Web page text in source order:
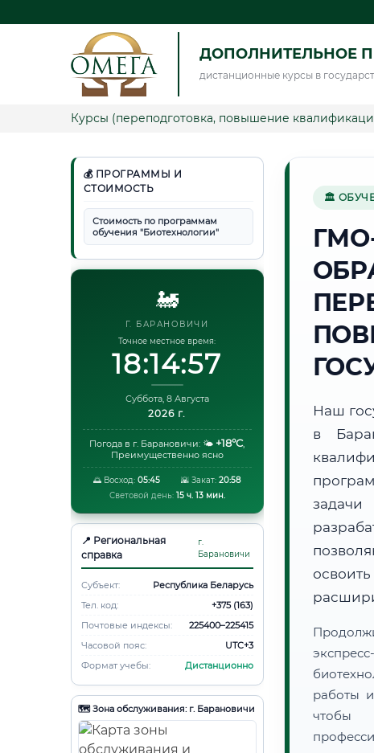
ДОПОЛНИТЕЛЬНОЕ
дистанционные курсы в
Курсы (переподготовка, повышение
💰 ПРОГРАММЫ И
СТОИМОСТЬ
Стоимость по программам
обучения "Биотехнологии"
🚂
Г. БАРАНОВИЧИ
Точное местное время:
18:14:58
Суббота, 8 Августа
2026 г.
Погода в г. Барановичи: 🌤️ +18°C,
Преимущественно ясно
🌅 Восход: 05:45 🌇 Закат:20:58
Световой день: 15 ч. 13 мин.
📍 Региональная
справка
г.
Барановичи
Субъект:
Республика Беларусь
Тел. код:
+375 (163)
Почтовые индексы:
225400–225415
Часовой пояс:
UTC+3
Формат учебы:
Дистанционно
🗺️ Зона обслуживания: г. Барановичи
🏛
Наш
в
работы
чтобы